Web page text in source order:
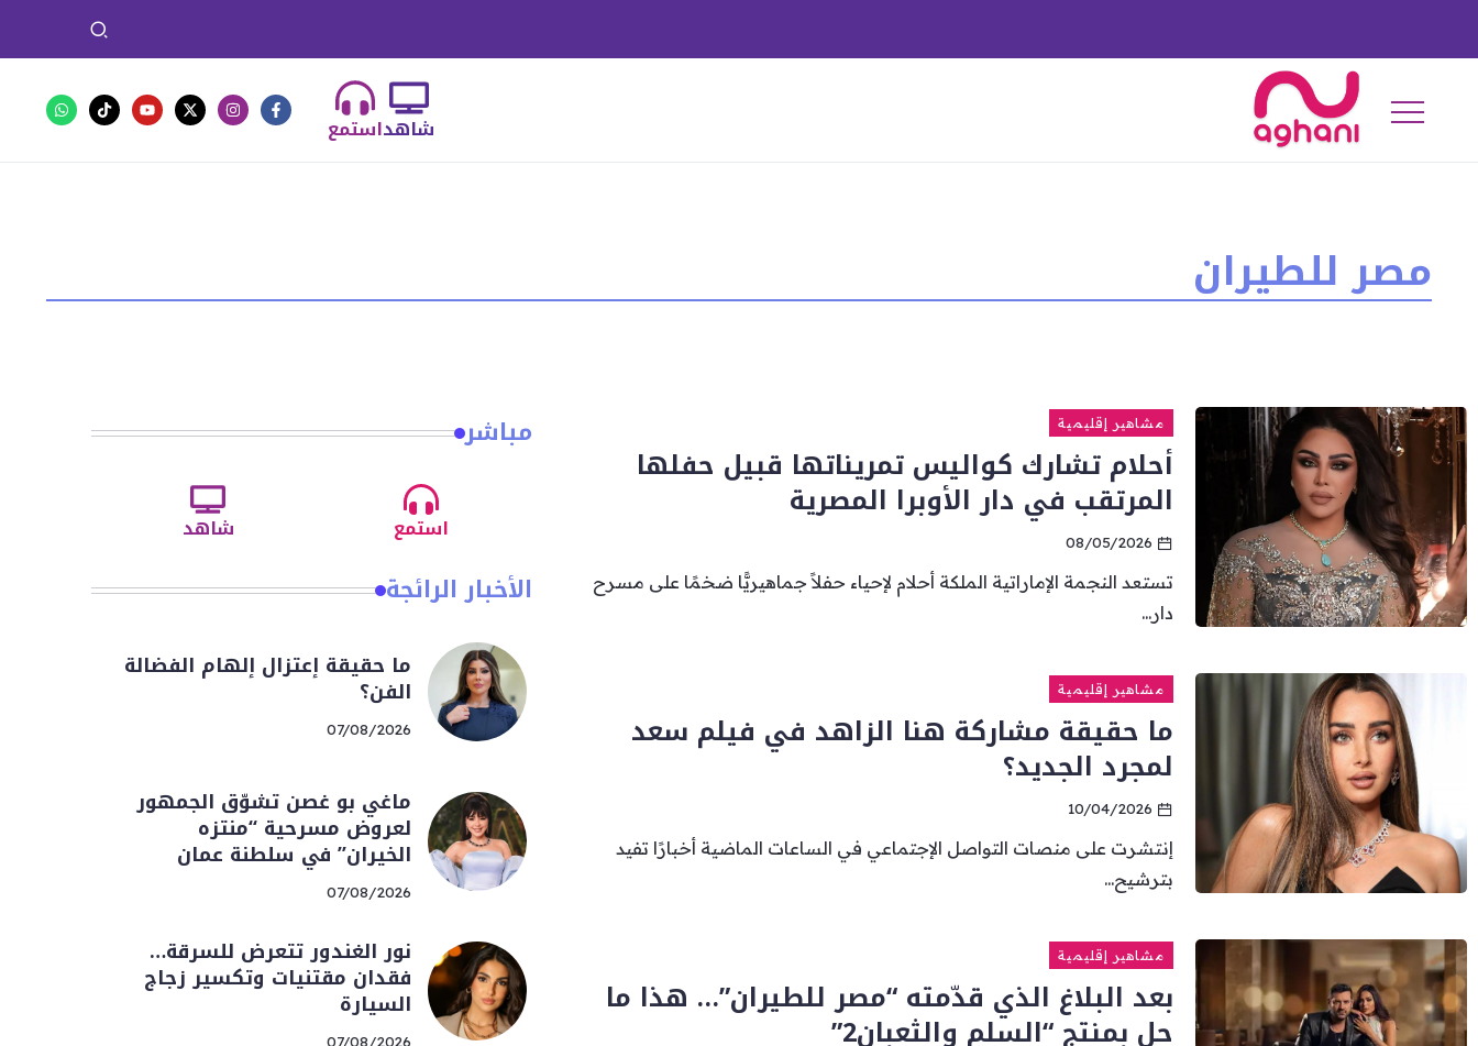
استمعشاهد
مصر للطيران
مشاهير إقليمية
أحلام تشارك كواليس تمريناتها قبيل حفلها
المرتقب في دار الأوبرا المصرية
08/05/2026
تستعد النجمة الإماراتية الملكة أحلام لإحياء حفلاً جماهيريًّا ضخمًا على مسرح
دار...
مشاهير إقليمية
ما حقيقة مشاركة هنا الزاهد في فيلم سعد
لمجرد الجديد؟
10/04/2026
إنتشرت على منصات التواصل الإجتماعي في الساعات الماضية أخبارًا تفيد
بترشيح...
مشاهير إقليمية
بعد البلاغ الذي قدّمته “مصر للطيران”… هذا ما
حل بمنتج “السلم والثعبان2”
مباشر
استمع شاهد
الأخبار الرائجة
ما حقيقة إعتزال إلهام الفضالة
الفن؟
07/08/2026
ماغي بو غصن تشوّق الجمهور
لعروض مسرحية “منتزه
الخيران” في سلطنة عمان
07/08/2026
نور الغندور تتعرض للسرقة…
فقدان مقتنيات وتكسير زجاج
السيارة
07/08/2026